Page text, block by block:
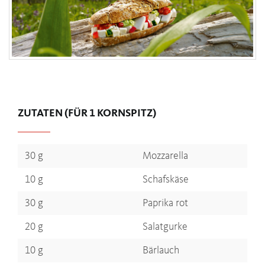
ZUTATEN (FÜR 1 KORNSPITZ)
30 g Mozzarella
10 g Schafskäse
30 g Paprika rot
20 g Salatgurke
10 g Bärlauch